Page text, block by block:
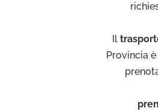
Il
Provincia